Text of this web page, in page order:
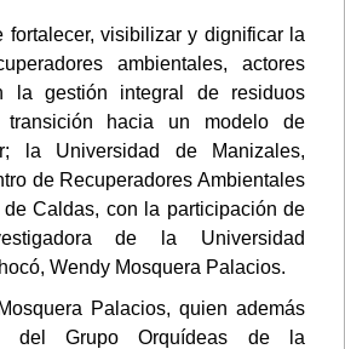
fortalecer, visibilizar y dignificar la
ambientales, actores
la gestión integral de residuos
hacia un modelo de
la Universidad de Manizales,
de Recuperadores Ambientales
Caldas, con la participación de
de la Universidad
Wendy Mosquera Palacios.
Palacios, quien además
del Grupo Orquídeas de la